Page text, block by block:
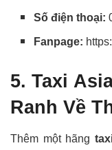
Số điện thoại:
Fanpage:
5. Taxi
Ranh Về
Thêm một hãng